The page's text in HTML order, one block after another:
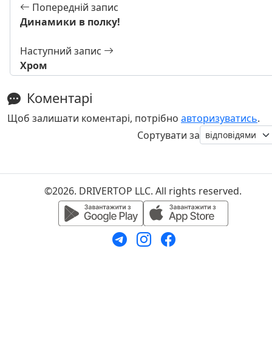
Попередній запис
Динамики в полку!
Наступний запис
Хром
Коментарі
Щоб залишати коментарі, потрібно авторизуватись.
Сортувати за
©2026. DRIVERTOP LLC. All rights reserved.